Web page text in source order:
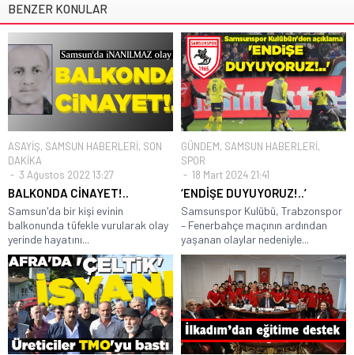
BENZER KONULAR
ASAYİŞ, SAMSUN HABERLERİ, SON
DAKİKA
3 Ağustos 2022 13:27
BALKONDA CİNAYET!..
Samsun'da bir kişi evinin
balkonunda tüfekle vurularak olay
yerinde hayatını...
GÜNDEM, SAMSUN HABERLERİ,
SPOR
18 Mart 2024 21:41
‘ENDİŞE DUYUYORUZ!..’
Samsunspor Kulübü, Trabzonspor
– Fenerbahçe maçının ardından
yaşanan olaylar nedeniyle...